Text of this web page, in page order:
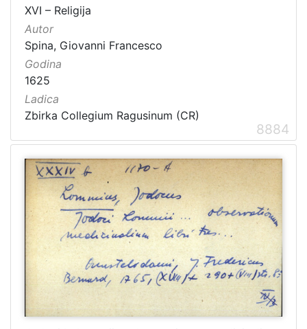
XVI – Religija
Autor
Spina, Giovanni Francesco
Godina
1625
Ladica
Zbirka Collegium Ragusinum (CR)
8884